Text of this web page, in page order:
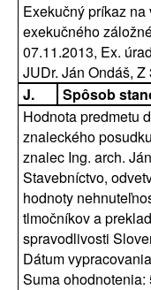
Exekučný príkaz
exekučného
07.11.2013, Ex.
JUDr. Ján Ondáš,
J.
Spôsob
Hodnota predmetu
znaleckého
znalec Ing. arch.
Stavebníctvo,
hodnoty
tlmočníkov a
spravodlivosti
Dátum
Suma ohodnotenia: